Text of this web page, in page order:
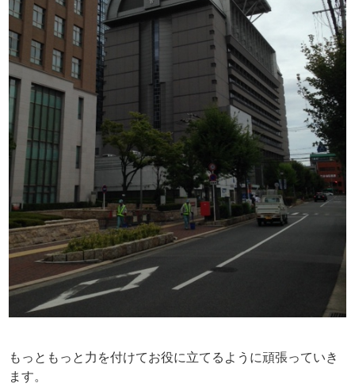
もっともっと力を付けてお役に立てるように頑張っていき
ます。